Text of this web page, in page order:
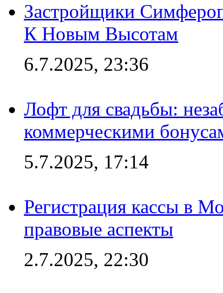
Застройщики
К Новым Высотам
6.7.2025, 23:36
Лофт для свадьбы:
коммерческими
5.7.2025, 17:14
Регистрация кассы в
правовые аспекты
2.7.2025, 22:30